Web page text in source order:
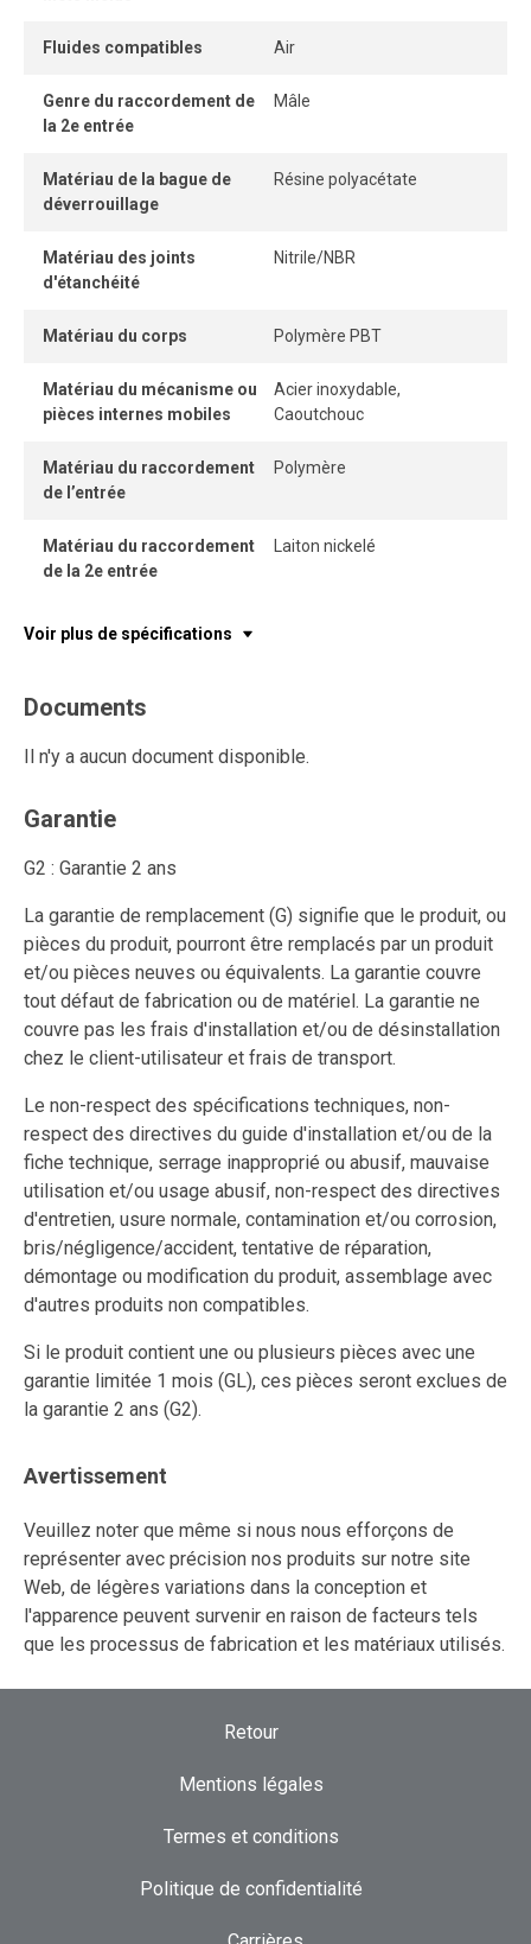
Fluides compatibles Air
Genre du raccordement de
la 2e entrée
Mâle
Matériau de la bague de
déverrouillage
Résine polyacétate
Matériau des joints
d'étanchéité
Nitrile/NBR
Matériau du corps Polymère PBT
Matériau du mécanisme ou
pièces internes mobiles
Acier inoxydable,
Caoutchouc
Matériau du raccordement
de l’entrée
Polymère
Matériau du raccordement
de la 2e entrée
Laiton nickelé
Voir plus de spécifications
Documents
Il n'y a aucun document disponible.
Garantie
G2 : Garantie 2 ans
La garantie de remplacement (G) signifie que le produit, ou
pièces du produit, pourront être remplacés par un produit
et/ou pièces neuves ou équivalents. La garantie couvre
tout défaut de fabrication ou de matériel. La garantie ne
couvre pas les frais d'installation et/ou de désinstallation
chez le client-utilisateur et frais de transport.
Le non-respect des spécifications techniques, non-
respect des directives du guide d'installation et/ou de la
fiche technique, serrage inapproprié ou abusif, mauvaise
utilisation et/ou usage abusif, non-respect des directives
d'entretien, usure normale, contamination et/ou corrosion,
bris/négligence/accident, tentative de réparation,
démontage ou modification du produit, assemblage avec
d'autres produits non compatibles.
Si le produit contient une ou plusieurs pièces avec une
garantie limitée 1 mois (GL), ces pièces seront exclues de
la garantie 2 ans (G2).
Avertissement
Veuillez noter que même si nous nous efforçons de
représenter avec précision nos produits sur notre site
Web, de légères variations dans la conception et
l'apparence peuvent survenir en raison de facteurs tels
que les processus de fabrication et les matériaux utilisés.
Retour
Mentions légales
Termes et conditions
Politique de confidentialité